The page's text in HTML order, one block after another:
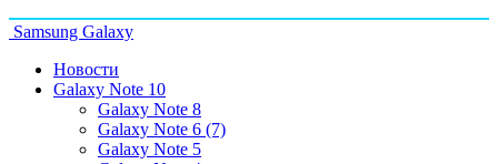
Samsung Galaxy
Новости
Galaxy Note 10
Galaxy Note 8
Galaxy Note 6 (7)
Galaxy Note 5